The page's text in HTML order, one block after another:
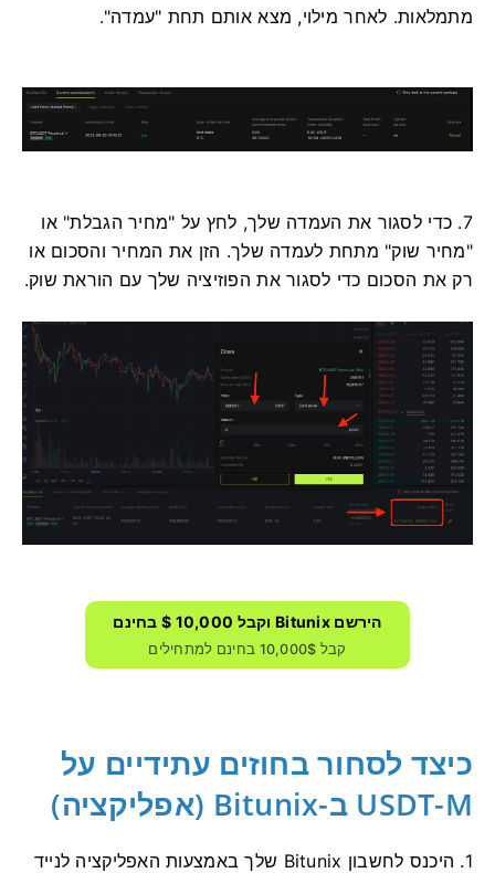
מתמלאות. לאחר מילוי, מצא אותם תחת "עמדה".
7. כדי לסגור את העמדה שלך, לחץ על "מחיר הגבלת" או
"מחיר שוק" מתחת לעמדה שלך. הזן את המחיר והסכום או
רק את הסכום כדי לסגור את הפוזיציה שלך עם הוראת שוק.
הירשם Bitunix וקבל 10,000 $ בחינם
קבל 10,000$ בחינם למתחילים
כיצד לסחור בחוזים עתידיים על
USDT-M ב-Bitunix (אפליקציה)
1. היכנס לחשבון Bitunix שלך באמצעות האפליקציה לנייד